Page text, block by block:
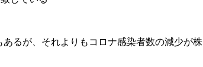
るが、それよりもコロナ感染者数の減少が株